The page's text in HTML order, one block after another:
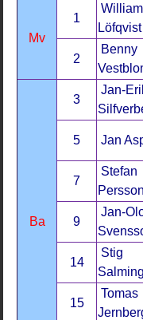
Mv
1
William
Löfqvist
2
Benny
Ba
3
Jan-
5 Jan
7
Stefan
Persson
9
Jan-
14
Stig
Salming
15
Tomas